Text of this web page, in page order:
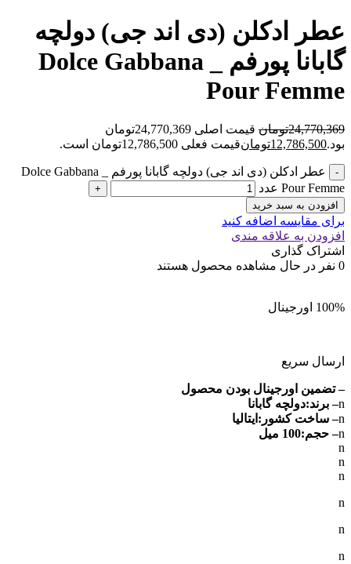
عطر ادکلن (دی اند جی) دولچه
گابانا پورفم _ Dolce Gabbana
Pour Femme
24,770,369تومان
قیمت اصلی 24,770,369تومان
بود.12,786,500تومانقیمت فعلی 12,786,500تومان است.
عطر ادکلن (دی اند جی) دولچه گابانا پورفم _ Dolce Gabbana
Pour Femme عدد
افزودن به سبد خرید
برای مقایسه اضافه کنید
افزودن به علاقه مندی
اشتراک گذاری
0 نفر در حال مشاهده محصول هستند
100% اورجینال
ارسال سریع
– تضمین اورجینال بودن محصول
n– برند:دولچه گابانا
n– ساخت کشور:ایتالیا
n– حجم:100 میل
n
n
n
n
n
n